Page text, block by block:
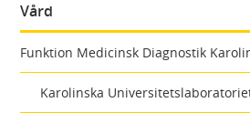
Vård
Funktion Medicinsk Diagnostik
Karolinska